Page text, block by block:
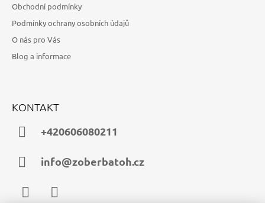
Obchodní podmínky
Podmínky ochrany osobních údajů
O nás pro Vás
Blog a informace
KONTAKT
+420606080211
info@zoberbatoh.cz